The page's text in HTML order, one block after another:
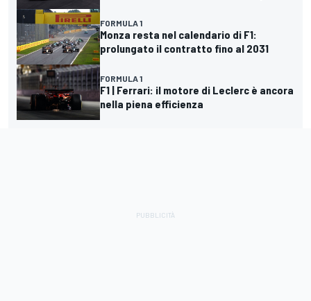
FORMULA 1
Monza resta nel calendario di F1:
prolungato il contratto fino al 2031
FORMULA 1
F1 | Ferrari: il motore di Leclerc è ancora
nella piena efficienza